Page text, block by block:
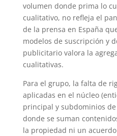
volumen donde prima lo
cualitativo, no refleja el
de la prensa en España
modelos de suscripción y
publicitario valora la
cualitativas.
Para el grupo, la falta de
aplicadas en el núcleo
principal y subdominios
donde se suman
la propiedad ni un